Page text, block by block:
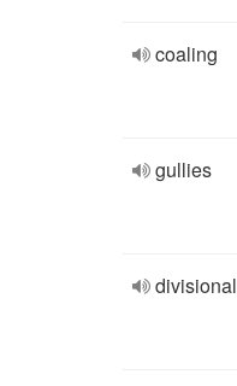
coaling
gullies
divisional